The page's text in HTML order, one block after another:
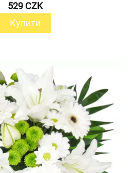
529 CZK
Купити